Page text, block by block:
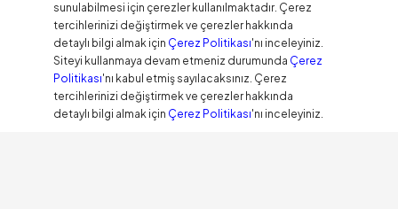
sunulabilmesi için çerezler kullanılmaktadır. Çerez
tercihlerinizi değiştirmek ve çerezler hakkında
detaylı bilgi almak için Çerez Politikası'nı inceleyiniz.
Siteyi kullanmaya devam etmeniz durumunda Çerez
Politikası'nı kabul etmiş sayılacaksınız. Çerez
tercihlerinizi değiştirmek ve çerezler hakkında
detaylı bilgi almak için Çerez Politikası'nı inceleyiniz.